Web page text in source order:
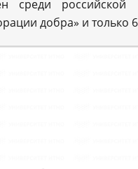
среди
добра» и только